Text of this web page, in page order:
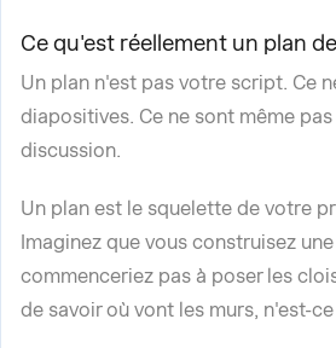
Ce qu'est réellement un plan
Un plan n'est pas votre script. Ce
diapositives. Ce ne sont même
discussion.
Un plan est le squelette de votre
Imaginez que vous construisez
commenceriez pas à poser les
de savoir où vont les murs, n'est-